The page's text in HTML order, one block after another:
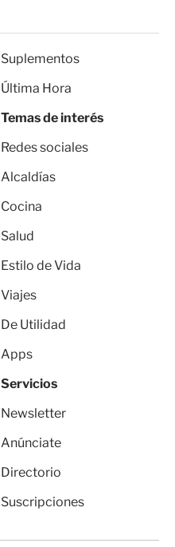
Suplementos
Última Hora
Temas de interés
Redes sociales
Alcaldías
Cocina
Salud
Estilo de Vida
Viajes
De Utilidad
Apps
Servicios
Newsletter
Anúnciate
Directorio
Suscripciones